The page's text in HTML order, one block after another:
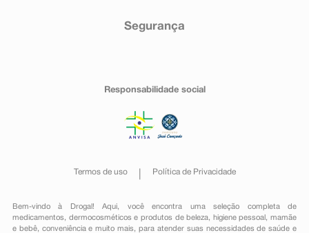
Segurança
Responsabilidade social
Termos de uso Política de Privacidade
Bem-vindo à Drogal! Aqui, você encontra uma seleção completa de
medicamentos , dermocosméticos e produtos de beleza, higiene pessoal ,mamãe
e bebê, conveniênciae muito mais, para atender suas necessidades de saúde e